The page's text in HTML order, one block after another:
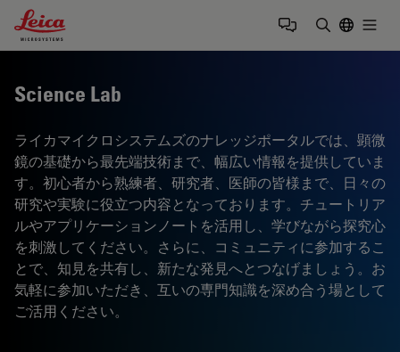
Leica Microsystems Logo
Science Lab
ライカマイクロシステムズのナレッジポータルでは、顕微
鏡の基礎から最先端技術まで、幅広い情報を提供していま
す。初心者から熟練者、研究者、医師の皆様まで、日々の
研究や実験に役立つ内容となっております。チュートリア
ルやアプリケーションノートを活用し、学びながら探究心
を刺激してください。さらに、コミュニティに参加するこ
とで、知見を共有し、新たな発見へとつなげましょう。お
気軽に参加いただき、互いの専門知識を深め合う場として
ご活用ください。